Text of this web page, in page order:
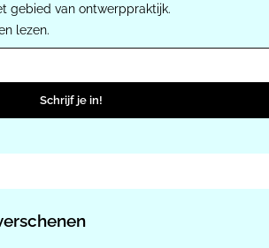
gebied van ontwerppraktijk.
lezen.
Schrijf je in!